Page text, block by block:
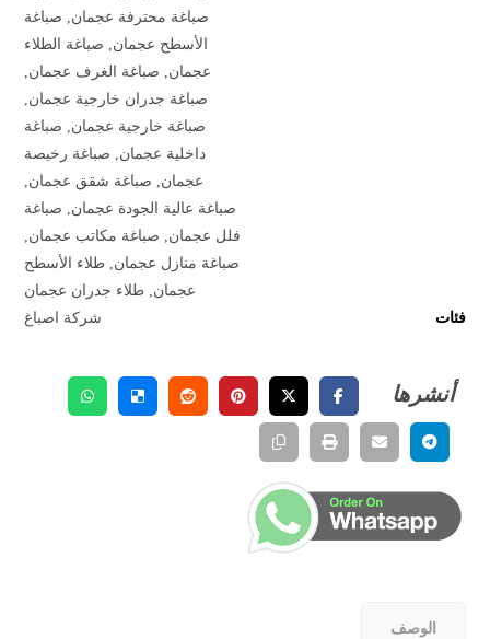
صباغة محترفة عجمان, صباغة
الأسطح عجمان, صباغة الطلاء
عجمان, صباغة الغرف عجمان,
صباغة جدران خارجية عجمان,
صباغة خارجية عجمان, صباغة
داخلية عجمان, صباغة رخيصة
عجمان, صباغة شقق عجمان,
صباغة عالية الجودة عجمان, صباغة
فلل عجمان, صباغة مكاتب عجمان,
صباغة منازل عجمان, طلاء الأسطح
عجمان, طلاء جدران عجمان
فئات
شركة اصباغ
الوصف